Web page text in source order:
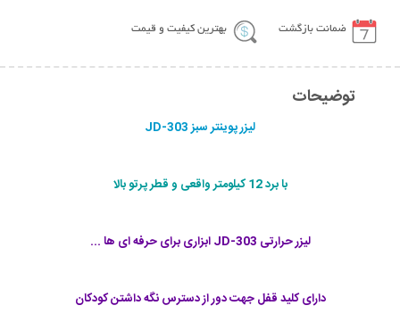
ضمانت بازگشت بهترین کیفیت و قیمت
توضیحات
لیزر پوینتر سبز JD-303
با برد 12 کیلومتر واقعی و قطر پرتو بالا
لیزر حرارتی JD-303 ابزاری برای حرفه ای ها ...
دارای کلید قفل جهت دور از دسترس نگه داشتن کودکان